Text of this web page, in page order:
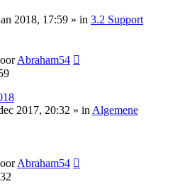
2018, 17:59 » in 3.2 Support
Abraham54
2017, 20:32 » inAlgemene
Abraham54